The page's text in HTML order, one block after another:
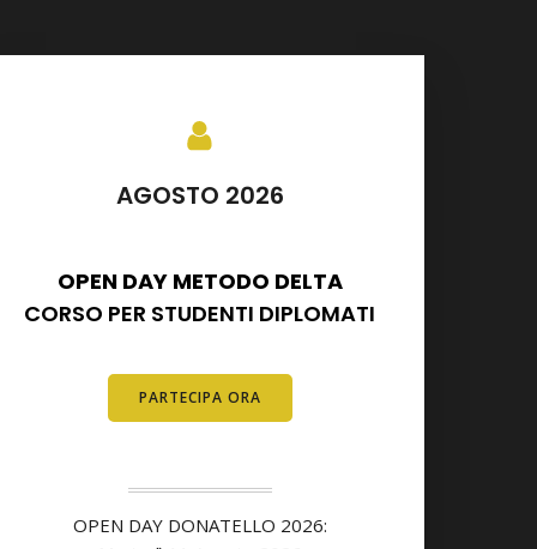
AGOSTO 2026
OPEN DAY METODO DELTA
CORSO PER STUDENTI DIPLOMATI
PARTECIPA ORA
OPEN DAY DONATELLO 2026: